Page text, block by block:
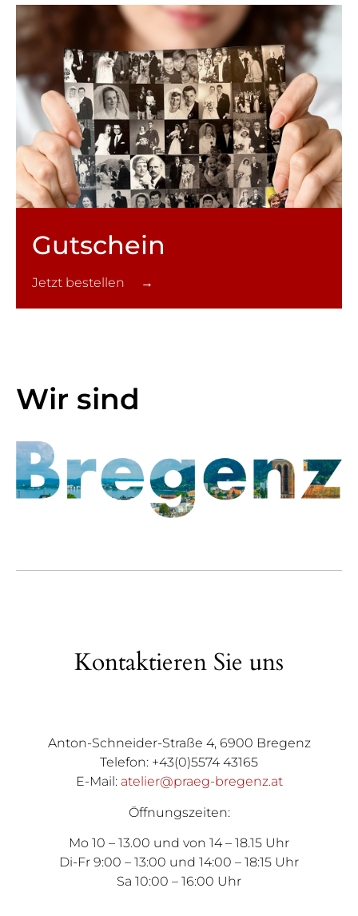
Gutschein
Jetzt bestellen →
Wir sind
Kontaktieren Sie uns
Anton-Schneider-Straße 4, 6900 Bregenz
Telefon: +43(0)5574 43165
E-Mail: atelier@praeg-bregenz.at
Öffnungszeiten:
Mo 10 – 13.00 und von 14 – 18.15 Uhr
Di-Fr 9:00 – 13:00 und 14:00 – 18:15 Uhr
Sa 10:00 – 16:00 Uhr